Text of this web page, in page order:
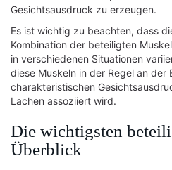
Gesichtsausdruck zu erzeugen.
Es ist wichtig zu beachten, dass
Kombination der beteiligten
in verschiedenen Situationen
diese Muskeln in der Regel an der
charakteristischen
Lachen assoziiert wird.
Die wichtigsten
Überblick